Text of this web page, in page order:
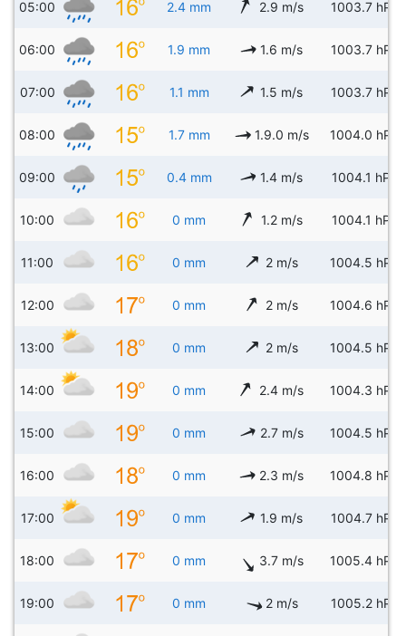
05:00 2.4 mm 2.9 m/s 1003.7 hPa
06:00 1.9 mm 1.6 m/s 1003.7 hPa
07:00 1.1 mm 1.5 m/s 1003.7 hPa
08:00 1.7 mm 1.9.0 m/s 1004.0 hPa
09:00 0.4 mm 1.4 m/s 1004.1 hPa
10:00 0 mm 1.2 m/s 1004.1 hPa
11:00 0 mm 2 m/s 1004.5 hPa
12:00 0 mm 2 m/s 1004.6 hPa
13:00 0 mm 2 m/s 1004.5 hPa
14:00 0 mm 2.4 m/s 1004.3 hPa
15:00 0 mm 2.7 m/s 1004.5 hPa
16:00 0 mm 2.3 m/s 1004.8 hPa
17:00 0 mm 1.9 m/s 1004.7 hPa
18:00 0 mm 3.7 m/s 1005.4 hPa
19:00 0 mm 2 m/s 1005.2 hPa